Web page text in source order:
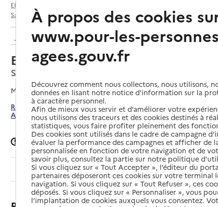
EHPAD par département
Saint-Pierre-en-Auge
EHPAD Saint-Pierre-sur-Dives
Retour aux résultats de l'annuaire
EHPAD Saint-Pierre-sur-Dives
Saint-Pierre-en-Auge, CALVADOS
Mis à jour le08/12/2025
Rechercher les établissements autour de Saint-Pierre-en-
Auge
Signaler une erreur
Sommaire
À propos des cookies
www.pour-les-
agees.gouv.fr
Découvrez comment nous collectons, nous utilisons,
données en lisant notre notice d’information sur la
à caractère personnel.
Afin de mieux vous servir et d’améliorer votre
nous utilisons des traceurs et des cookies destinés à
statistiques, vous faire profiter pleinement des
Des cookies sont utilisés dans le cadre de campagne
évaluer la performance des campagnes et afficher de
personnalisée en fonction de votre navigation et de
savoir plus, consultez la partie sur notre politique
Si vous cliquez sur « Tout Accepter », l’éditeur du
partenaires déposeront ces cookies sur votre terminal
navigation. Si vous cliquez sur « Tout Refuser », ces
déposés. Si vous cliquez sur « Personnaliser », vous
l’implantation de cookies auxquels vous consentez.